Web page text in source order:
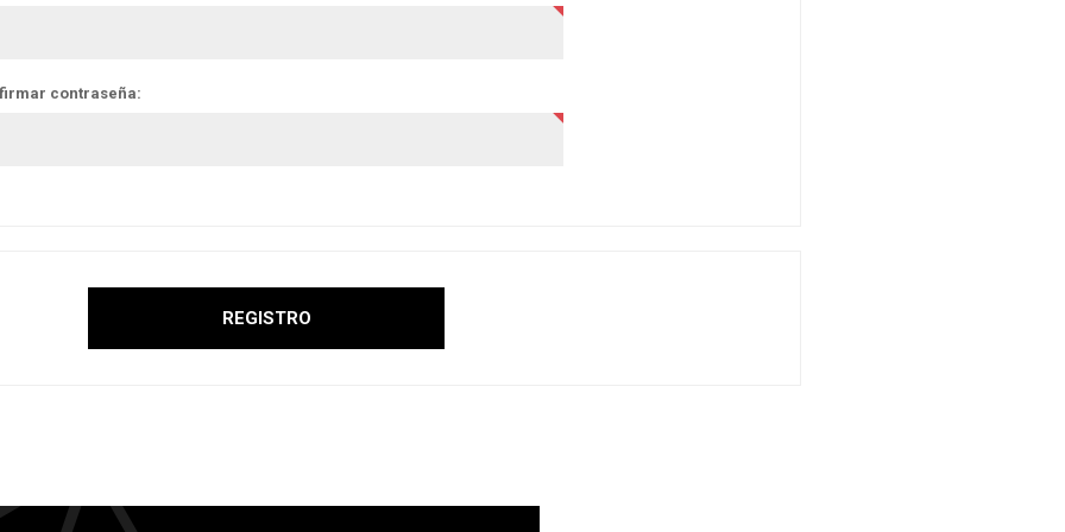
contraseña: